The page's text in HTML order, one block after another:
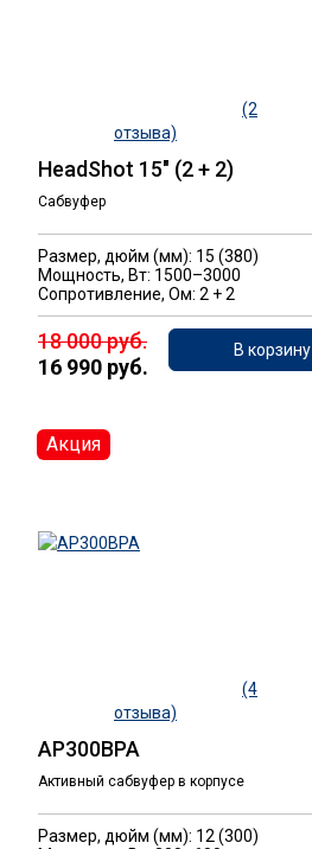
(2
отзыва)
HeadShot 15" (2 + 2)
Сабвуфер
Размер, дюйм (мм): 15 (380)
Мощность, Вт: 1500–3000
Сопротивление, Ом: 2 + 2
18 000 руб.
16 990 руб.
В корзину
(4
отзыва)
AP300BPA
Активный сабвуфер в корпусе
Размер, дюйм (мм): 12 (300)
Акция